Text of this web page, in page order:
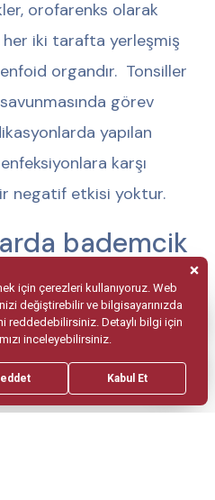
orofarenks olarak
her iki tarafta yerleşmiş
organdır. Tonsiller
görev
yapılan
karşı
negatif etkisi yoktur.
bademcik
büyük olması sonucu
uykuda solunum
durduralamayan